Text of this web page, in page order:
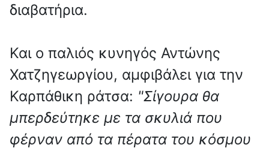
διαβατήρια.
Και ο παλιός κυνηγός Αντώνης
Χατζηγεωργίου, αμφιβάλει για την
Καρπάθικη ράτσα: "Σίγουρα θα
μπερδεύτηκε με τα σκυλιά που
φέρναν από τα πέρατα του κόσμου